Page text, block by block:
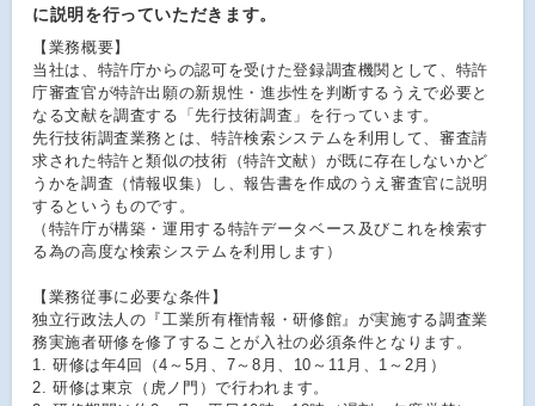
に説明を行っていただきます。
【業務概要】
当社は、特許庁からの認可を受けた登録調査機関として、特許
庁審査官が特許出願の新規性・進歩性を判断するうえで必要と
なる文献を調査する「先行技術調査」を行っています。
先行技術調査業務とは、特許検索システムを利用して、審査請
求された特許と類似の技術（特許文献）が既に存在しないかど
うかを調査（情報収集）し、報告書を作成のうえ審査官に説明
するというものです。
（特許庁が構築・運用する特許データベース及びこれを検索す
る為の高度な検索システムを利用します）
【業務従事に必要な条件】
独立行政法人の『工業所有権情報・研修館』が実施する調査業
務実施者研修を修了することが入社の必須条件となります。
1. 研修は年4回（4～5月、7～8月、10～11月、1～2月）
2. 研修は東京（虎ノ門）で行われます。